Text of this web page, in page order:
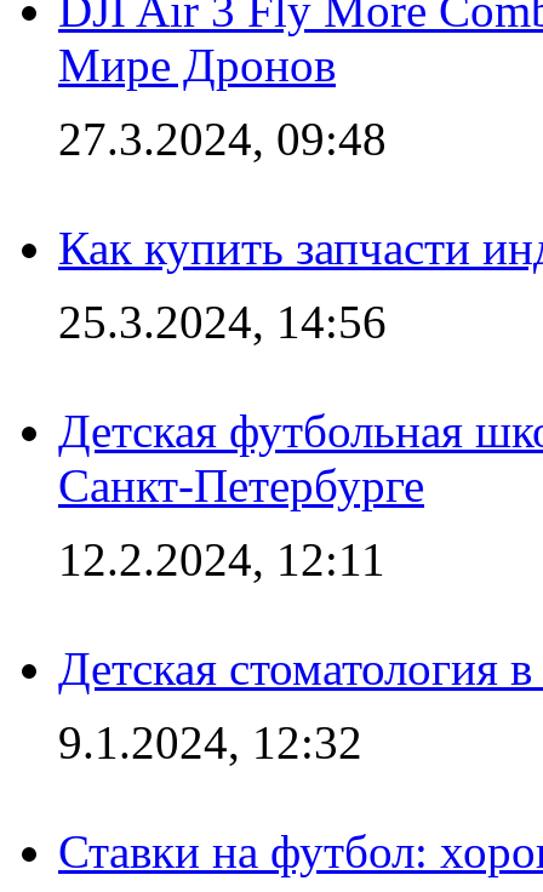
Мире Дронов
27.3.2024, 09:48
Как купить запчасти
25.3.2024, 14:56
Детская футбольная
Санкт-Петербурге
12.2.2024, 12:11
Детская стоматология
9.1.2024, 12:32
Ставки на футбол: